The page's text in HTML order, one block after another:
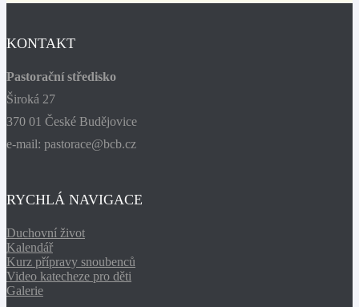
KONTAKT
Pastorační středisko
Široká 27
370 01 České Budějovice
e-mail: pastorace@bcb.cz
RYCHLÁ NAVIGACE
Duchovní život
Kalendář
Kurz přípravy snoubenců
Video katecheze pro děti
Galerie